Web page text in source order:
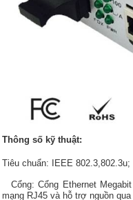
Thông số kỹ thuật:
Tiêu chuẩn: IEEE
Cổng: Cổng Ethernet
mạng RJ45 và hỗ trợ nguồn